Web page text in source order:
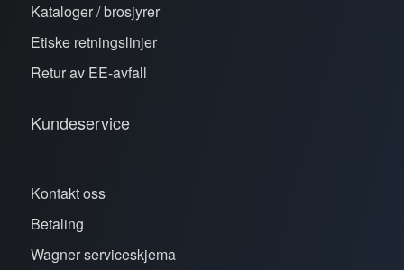
Kataloger / brosjyrer
Etiske retningslinjer
Retur av EE-avfall
Kundeservice
Kontakt oss
Betaling
Wagner serviceskjema